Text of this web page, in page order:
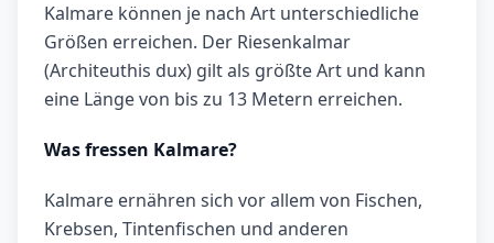
Kalmare können je nach Art unterschiedliche
Größen erreichen. Der Riesenkalmar
(Architeuthis dux) gilt als größte Art und kann
eine Länge von bis zu 13 Metern erreichen.
Was fressen Kalmare?
Kalmare ernähren sich vor allem von Fischen,
Krebsen, Tintenfischen und anderen